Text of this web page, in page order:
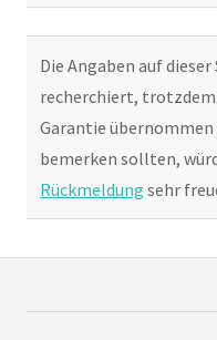
Die Angaben auf
recherchiert,
Garantie übernommen
bemerken sollten,
Rückmeldung sehr